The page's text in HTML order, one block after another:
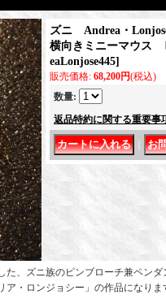
ズニ Andrea・
横向きミニーマウス
eaLonjose445]
販売価格: 68,200円(税込)
数量:
返品特約に関する重要事
、ズニ族のピンブローチ兼ペンダ
・ロンジョシー」の作品になりま